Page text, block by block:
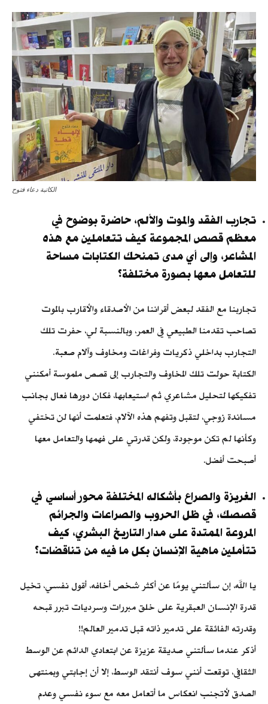
الكاتبة دعاء فتوح
تجارب الفقد والموت والألم، حاضرة بوضوح في
معظم قصص المجموعة كيف تتعاملين مع هذه
المشاعر، وإلى أي مدى تمنحك الكتابات مساحة
للتعامل معها بصورة مختلفة؟
تجاربنا مع الفقد لبعض أقراننا من الأصدقاء والأقارب بالموت
تصاحب تقدمنا الطبيعي في العمر، وبالنسبة لي، حفرت تلك
التجارب بداخلي ذكريات وفراغات ومخاوف وآلام صعبة.
الكتابة حولت تلك المخاوف والتجارب إلى قصص ملموسة أمكنني
تفكيكها لتحليل مشاعري ثم استيعابها، فكان دورها فعال بجانب
مساندة زوجي، لتقبل وتفهم هذه الآلام، فتعلمت أنها لن تختفي
وكأنها لم تكن موجودة، ولكن قدرتي على فهمها والتعامل معها
أصبحت أفضل.
الغريزة والصراع بأشكاله المختلفة محور أساسي في
قصصك، في ظل الحروب والصراعات والجرائم
المروعة الممتدة على مدار التاريخ البشري، كيف
تتأملين ماهية الإنسان بكل ما فيه من تناقضات؟
يا الله، إن سألتني يومًا عن أكثر شخص أخافه، أقول نفسي، تخيل
قدرة الإنسان العبقرية على خلق مبررات وسرديات تبرر قبحه
وقدرته الفائقة على تدمير ذاته قبل تدمير العالم!!
أذكر عندما سألتني صديقة عزيزة عن ابتعادي الدائم عن الوسط
الثقافي، توقعت أنني سوف أنتقد الوسط، إلا أن إجابتي وبمنتهى
الصدق لأتجنب انعكاس ما أتعامل معه مع سوء نفسي وعدم